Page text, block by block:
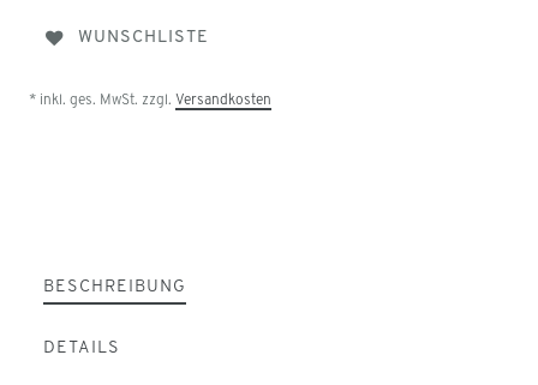
WUNSCHLISTE
* inkl. ges. MwSt. zzgl. Versandkosten
BESCHREIBUNG
DETAILS